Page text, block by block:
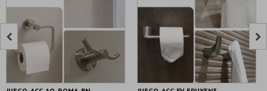
 